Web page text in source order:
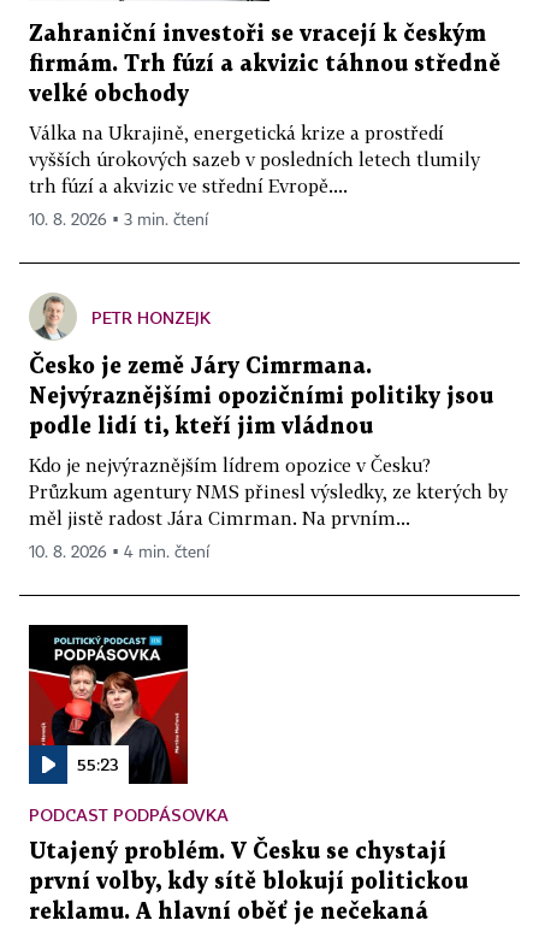
Zahraniční investoři se vracejí k českým
firmám. Trh fúzí a akvizic táhnou středně
velké obchody
Válka na Ukrajině, energetická krize a prostředí
vyšších úrokových sazeb v posledních letech tlumily
trh fúzí a akvizic ve střední Evropě....
10. 8. 2026 ▪ 3 min. čtení
PETR HONZEJK
Česko je země Járy Cimrmana.
Nejvýraznějšími opozičními politiky jsou
podle lidí ti, kteří jim vládnou
Kdo je nejvýraznějším lídrem opozice v Česku?
Průzkum agentury NMS přinesl výsledky, ze kterých by
měl jistě radost Jára Cimrman. Na prvním...
10. 8. 2026 ▪ 4 min. čtení
55:23
PODCAST PODPÁSOVKA
Utajený problém. V Česku se chystají
první volby, kdy sítě blokují politickou
reklamu. A hlavní oběť je nečekaná